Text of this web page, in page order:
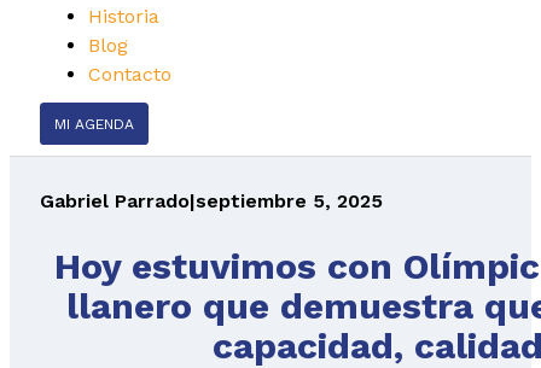
Historia
Blog
Contacto
MI AGENDA
Gabriel Parrado|septiembre 5, 2025
Hoy estuvimos con
llanero que demuestra
capacidad,